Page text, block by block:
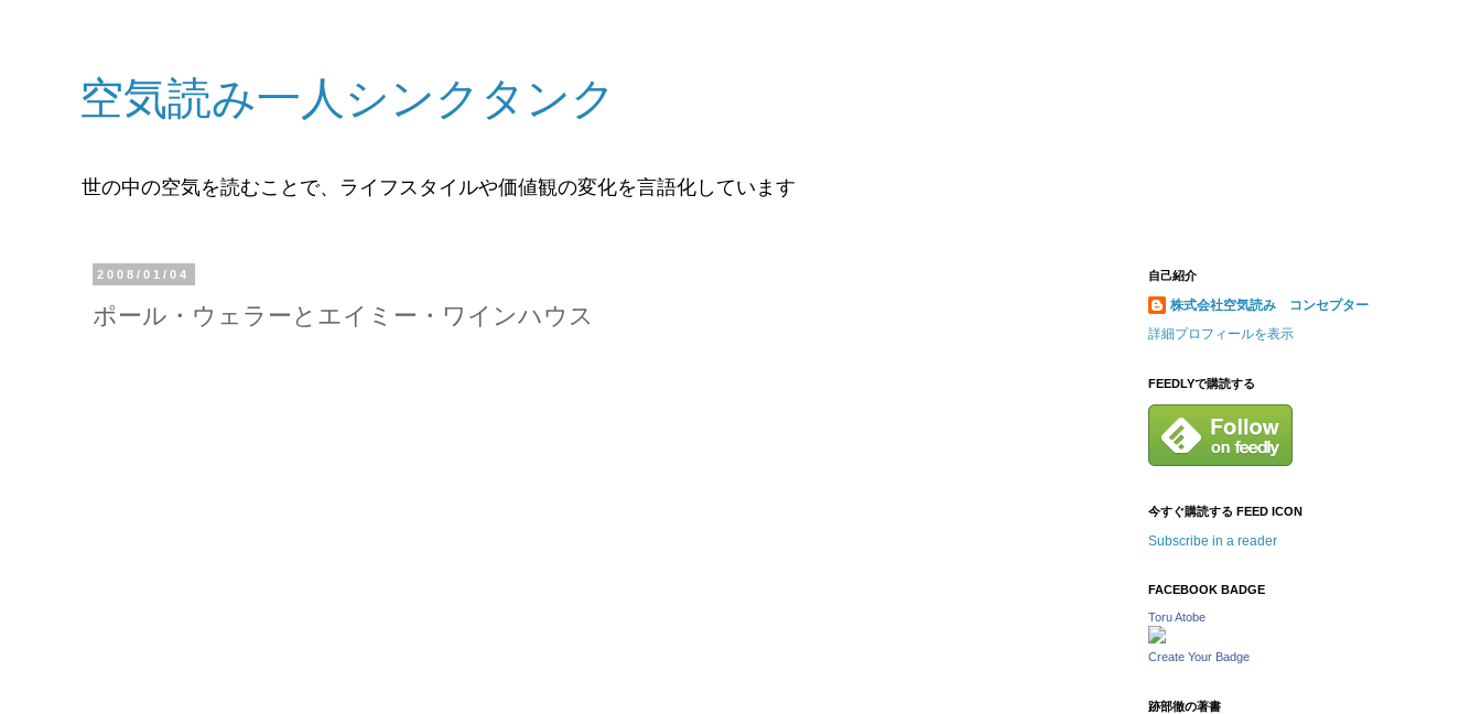
空気読み一人シンクタンク
世の中の空気を読むことで、ライフスタイルや価値観の変化を言語化しています
2008/01/04
ポール・ウェラーとエイミー・ワインハウス
自己紹介
株式会社空気読み コンセプター
詳細プロフィールを表示
FEEDLYで購読する
今すぐ購読する FEED ICON
Subscribe in a reader
FACEBOOK BADGE
Toru Atobe
Create Your Badge
跡部徹の著書